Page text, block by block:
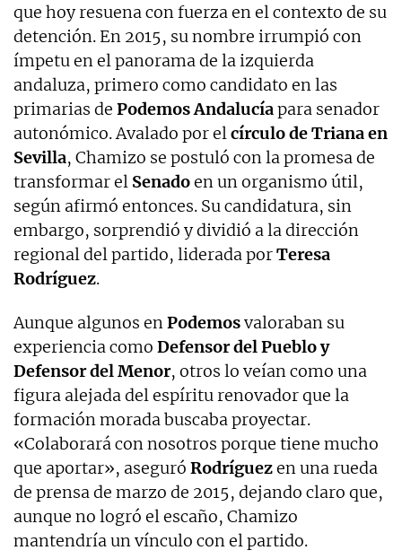
que hoy resuena con fuerza en el contexto de su
detención. En 2015, su nombre irrumpió con
ímpetu en el panorama de la izquierda
andaluza, primero como candidato en las
primarias de Podemos Andalucíapara senador
autonómico. Avalado por elcírculo de Triana en
Sevilla, Chamizo se postuló con la promesa de
transformar el Senadoen un organismo útil,
según afirmó entonces. Su candidatura, sin
embargo, sorprendió y dividió a la dirección
regional del partido, liderada porTeresa
Rodríguez.
Aunque algunos enPodemosvaloraban su
experiencia como Defensor del Pueblo y
Defensor del Menor, otros lo veían como una
figura alejada del espíritu renovador que la
formación morada buscaba proyectar.
«Colaborará con nosotros porque tiene mucho
que aportar», aseguró Rodríguezen una rueda
de prensa de marzo de 2015, dejando claro que,
aunque no logró el escaño, Chamizo
mantendría un vínculo con el partido.